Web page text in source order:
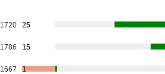
1720 25
1786 15
1667 1